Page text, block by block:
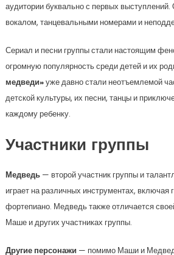
аудитории буквально с первых
вокалом, танцевальными номерами и
Сериал и песни группы стали настоящим
огромную популярность среди детей и их
медведи»уже давно стали неотъемлемой
детской культуры, их песни, танцы и
каждому ребенку.
Участники группы
Медведь— второй участник группы и
играет на различных инструментах, включая
фортепиано. Медведь также отличается
Маше и других участниках группы.
Другие персонажи — помимо Маши и